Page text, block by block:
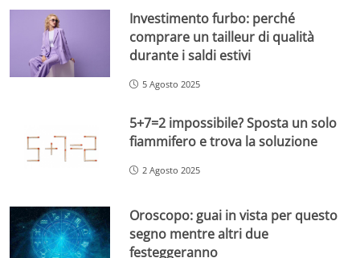
Investimento furbo: perché
comprare un tailleur di qualità
durante i saldi estivi
5 Agosto 2025
5+7=2 impossibile? Sposta un solo
fiammifero e trova la soluzione
2 Agosto 2025
Oroscopo: guai in vista per questo
segno mentre altri due
festeggeranno